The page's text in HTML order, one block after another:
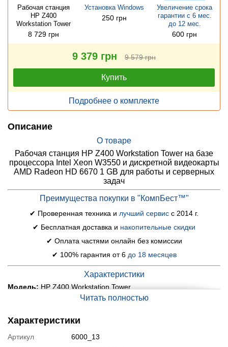
Рабочая станция
HP Z400
Workstation Tower
8 729 грн
Установка Windows
250 грн
Увеличение срока
гарантии с 6 мес.
до 12 мес.
600 грн
9 379 грн 9 579 грн
Купить
Подробнее о комплекте
Описание
О товаре
Рабочая станция HP Z400 Workstation Tower на базе
процессора Intel Xeon W3550 и дискретной видеокарты
AMD Radeon HD 6670 1 GB для работы и серверных
задач
Преимущества покупки в "КомпБест™"
✔ Проверенная техника и лучший сервис с 2014 г.
✔ Бесплатная доставка и накопительные скидки
✔ Оплата частями онлайн без комиссии
✔ 100% гарантия от 6 до 18 месяцев
Характеристики
Модель: HP Z400 Workstation Tower
Intel Xeon W3550 (4 (8) ядра по 3.06 - 3.33
Оперативная память:
Графика:
дискретная AMD Radeon HD 6670, 1 GB GDDR5,
Читать полностью
Характеристики
Артикул
6000_13